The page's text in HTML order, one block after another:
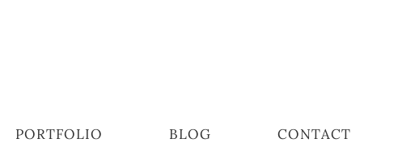
PORTFOLIO BLOG CONTACT